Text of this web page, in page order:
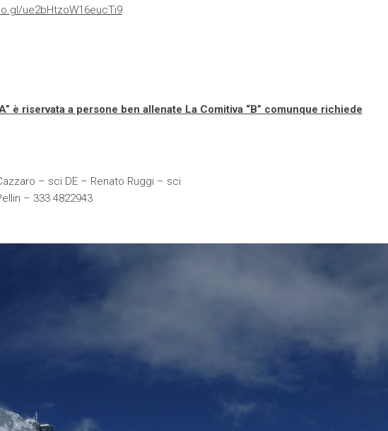
ue2bHtzoW16eucTi9
è riservata a persone ben allenate La Comitiva “B” comunque richiede
– sci DE – Renato Ruggi – sci
– 333 4822943